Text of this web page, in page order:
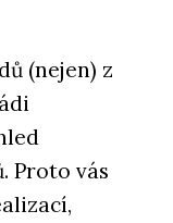
(nejen) z
Proto vás